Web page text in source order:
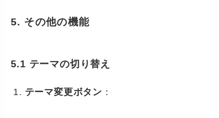
5. その他の機能
5.1 テーマの切り替え
テーマ変更ボタン ：